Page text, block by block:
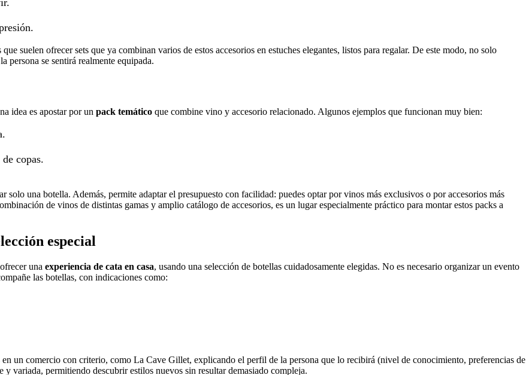
suelen ofrecer sets que ya combinan varios de estos accesorios en estuches elegantes, listos para regalar. De este modo, no solo
persona se sentirá realmente equipada.
idea es apostar por un pack temático que combine vino y accesorio relacionado. Algunos ejemplos que funcionan muy bien:
copas.
una botella. Además, permite adaptar el presupuesto con facilidad: puedes optar por vinos más exclusivos o por accesorios más
de vinos de distintas gamas y amplio catálogo de accesorios, es un lugar especialmente práctico para montar estos packs a
especial
una experiencia de cata en casa, usando una selección de botellas cuidadosamente elegidas. No es necesario organizar un evento
las botellas, con indicaciones como:
un comercio con criterio, como La Cave Gillet, explicando el perfil de la persona que lo recibirá (nivel de conocimiento, preferencias de
variada, permitiendo descubrir estilos nuevos sin resultar demasiado compleja.